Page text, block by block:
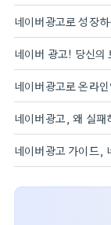
네이버광고로 성장
네이버 광고! 당신의
네이버광고로 온라
네이버광고, 왜 실패
네이버광고 가이드,